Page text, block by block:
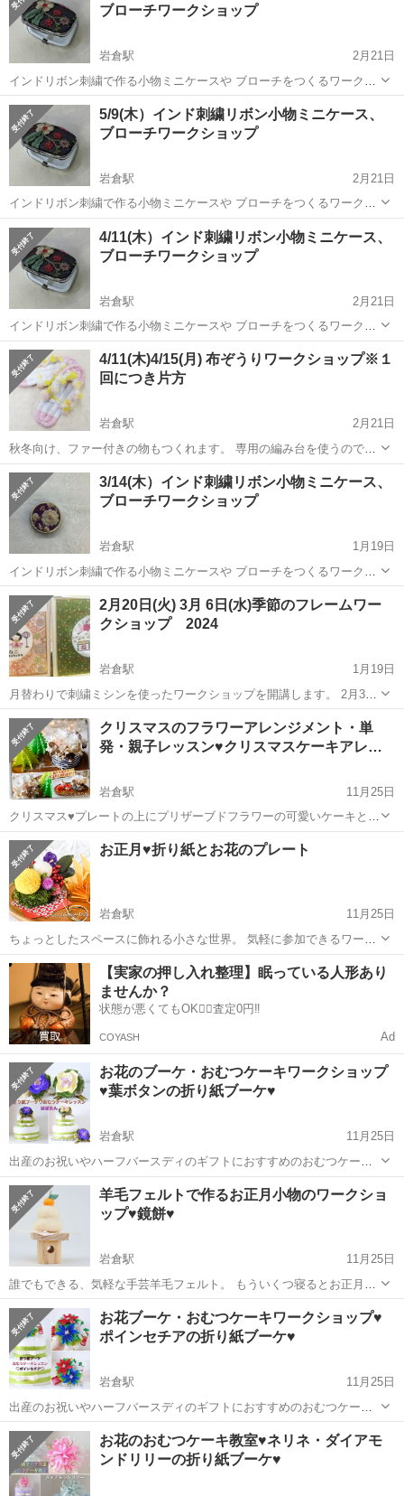
ブローチワークショップ
岩倉駅
2月21日
インドリボン刺繍で作る小物ミニケースや ブローチをつくるワークシ
ョップです 開催日時 6/6(木） 10時から12時 講習費1000円＋税 材料
費 700円＋税〜 ご参加の場合は遅くとも前日までに...
愛知 岩倉市 岩倉駅 ワークショップ インド
5/9(木）インド刺繍リボン小物ミニケース、
ブローチワークショップ
岩倉駅
2月21日
インドリボン刺繍で作る小物ミニケースや ブローチをつくるワークシ
ョップです 開催日時 5/9(木） 10時から12時 講習費1000円＋税 材料
費 700円＋税〜 ご参加の場合は遅くとも前日までに...
愛知 岩倉市 岩倉駅 ワークショップ インド
4/11(木）インド刺繍リボン小物ミニケース、
ブローチワークショップ
岩倉駅
2月21日
インドリボン刺繍で作る小物ミニケースや ブローチをつくるワークシ
ョップです 開催日時 4/11(木） 10時から12時 講習費1000円＋税 材
料費 700円＋税〜 ご参加の場合は遅くとも前日まで...
愛知 岩倉市 岩倉駅 ワークショップ インド
4/11(木)4/15(月) 布ぞうりワークショップ※１
回につき片方
岩倉駅
2月21日
秋冬向け、ファー付きの物もつくれます。 専用の編み台を使うので、
驚くほどしっかり出来上がります。 編み台はお貸しします。編み台の
作り方もご指導します。 4/11(木)4/15(月) 13：00～16：00 ...
愛知 岩倉市 岩倉駅 ワークショップ 作り方
3/14(木）インド刺繍リボン小物ミニケース、
ブローチワークショップ
岩倉駅
1月19日
インドリボン刺繍で作る小物ミニケースや ブローチをつくるワークシ
ョップです 開催日時 3/14(木） 10時から12時 講習費1000円＋税 材
料費 700円＋税〜 ご参加の場合は遅くとも前日まで...
愛知 岩倉市 岩倉駅 ワークショップ
2月20日(火) 3月 6日(水)季節のフレームワー
クショップ 2024
岩倉駅
1月19日
月替わりで刺繍ミシンを使ったワークショップを開講します。 2月3月
開講のラインナップは3種類！ ＊二月 豆まき ＊三月 おひなさま （お
名前は変更できますまた、お名前なしバージョンもあります） お好き
な刺繍を一...
愛知 岩倉市 岩倉駅
クリスマスのフラワーアレンジメント・単
発・親子レッスン♥クリスマスケーキアレ
岩倉駅
11月25日
クリスマス♥プレートの上にプリザーブドフラワーの可愛いケーキとク
リスマスツリーのある風景を飾りませんか？ テーブルの上に、窓辺
に、玄関に、どこにでも置ける、飾れるかわいいアレンジメントで
す。 ホワイトクリスマスの小さ...
愛知 岩倉駅 ワークショップ
お正月♥折り紙とお花のプレート
岩倉駅
11月25日
ちょっとしたスペースに飾れる小さな世界。 気軽に参加できるワーク
ショップで季節感をお部屋に取り入れてお楽しみください。 一年を通
じて飾れる作品を提案しています。プレゼントにもオススメ。 お花は
枯れない生花のプリ...
愛知 岩倉市 岩倉駅 ワークショップ
【実家の押し入れ整理】眠っている人形あり
ませんか？
状態が悪くてもOK🙆‍♀️査定0円‼️
COYASH Ad
お花のブーケ・おむつケーキワークショップ
♥葉ボタンの折り紙ブーケ♥
岩倉駅
11月25日
出産のお祝いやハーフバースディのギフトにおすすめのおむつケーキ
葉ボタンのブーケを添えた可愛いおむつケーキです。 おめでたいふん
わりとした葉ボタンは、黄色と紫の２色をご用意しました。 こちらの
おむつケーキレッスンは...
愛知 岩倉市 岩倉駅 ワークショップ オリジナル
羊毛フェルトで作るお正月小物のワークショ
ップ♥鏡餅♥
岩倉駅
11月25日
誰でもできる、気軽な手芸羊毛フェルト。 もういくつ寝るとお正月～
～♥ お正月の小物♥鏡餅のワークショップのお知らせです。 ニードル
針を使ってチクチクと羊毛を固めて作る羊毛フェルト。 はじめての方
にも。分かりやすくお教...
愛知 岩倉市 岩倉駅 ワークショップ
お花ブーケ・おむつケーキワークショップ♥
ポインセチアの折り紙ブーケ♥
岩倉駅
11月25日
出産のお祝いやハーフバースディのギフトにおすすめのおむつケー
キ。 ポインセチアのブーケを添えた可愛いおむつケーキです。 クリス
マスのプレゼントにもピッタリの作品です。 こちらのおむつケーキレ
ッスンはKaniふぁみり...
愛知 岩倉市 岩倉駅 ワークショップ オリジナル
お花のおむつケーキ教室♥ネリネ・ダイアモ
ンドリリーの折り紙ブーケ♥